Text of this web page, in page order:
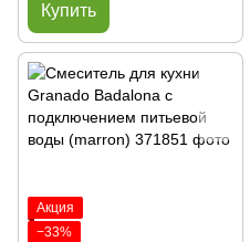
Купить
Акция
−33%